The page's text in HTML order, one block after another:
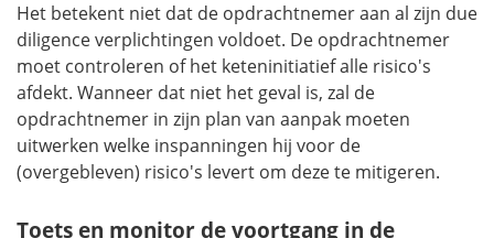
Het betekent niet dat de opdrachtnemer aan al zijn due
diligenceverplichtingen voldoet. De opdrachtnemer
moet controleren of het keteninitiatief alle risico's
afdekt. Wanneer dat niet het geval is, zal de
opdrachtnemer in zijn plan van aanpak moeten
uitwerken welke inspanningen hij voor de
(overgebleven) risico's levert om deze te mitigeren.
Toets en monitor de voortgang in de